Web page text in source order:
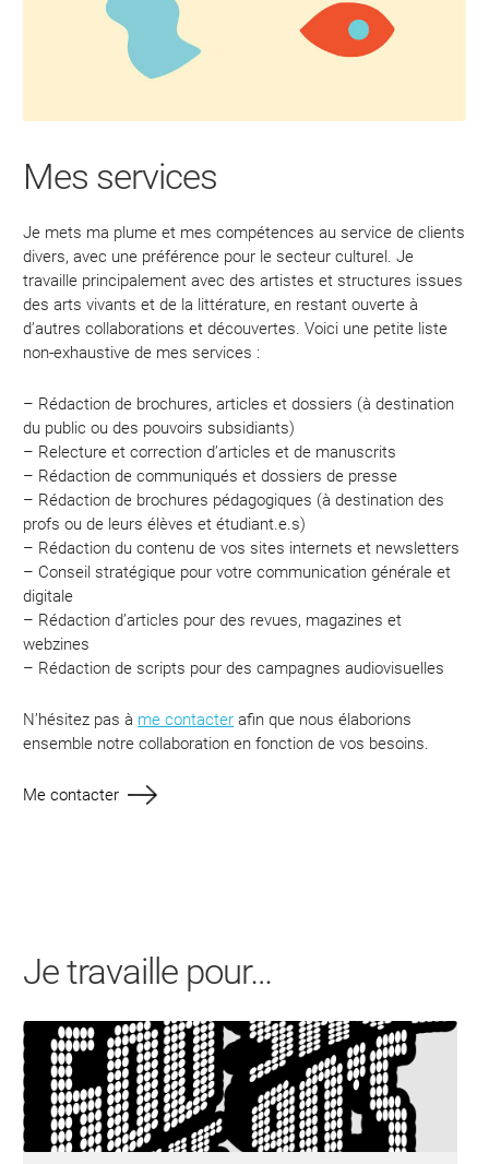
Mes services
Je mets ma plume et mes compétences au service de clients
divers, avec une préférence pour le secteur culturel. Je
travaille principalement avec des artistes et structures issues
des arts vivants et de la littérature, en restant ouverte à
d’autres collaborations et découvertes. Voici une petite liste
non-exhaustive de mes services :
– Rédaction de brochures, articles et dossiers (à destination
du public ou des pouvoirs subsidiants)
– Relecture et correction d’articles et de manuscrits
– Rédaction de communiqués et dossiers de presse
– Rédaction de brochures pédagogiques (à destination des
profs ou de leurs élèves et étudiant.e.s)
– Rédaction du contenu de vos sites internets et newsletters
– Conseil stratégique pour votre communication générale et
digitale
– Rédaction d’articles pour des revues, magazines et
webzines
– Rédaction de scripts pour des campagnes audiovisuelles
N’hésitez pas à me contacter afin que nous élaborions
ensemble notre collaboration en fonction de vos besoins.
Me contacter
Je travaille pour…